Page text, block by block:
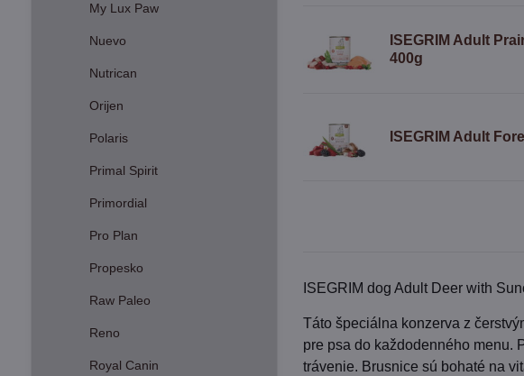
ISEGRIM dog Adult Deer with
Táto špeciálna konzerva z
pre psa do každodenného menu.
trávenie. Brusnice sú bohaté na
ISEGRIM Adult
400g
ISEGRIM Adult
My Lux Paw
Nuevo
Nutrican
Orijen
Polaris
Primal Spirit
Primordial
Pro Plan
Propesko
Raw Paleo
Reno
Royal Canin